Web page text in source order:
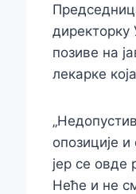
директорку
позиве на
лекарке
опозиције
јер се овде
Неће и не